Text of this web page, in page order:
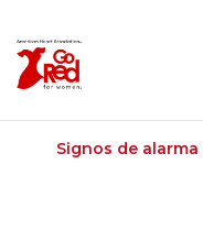
Signos de alarma